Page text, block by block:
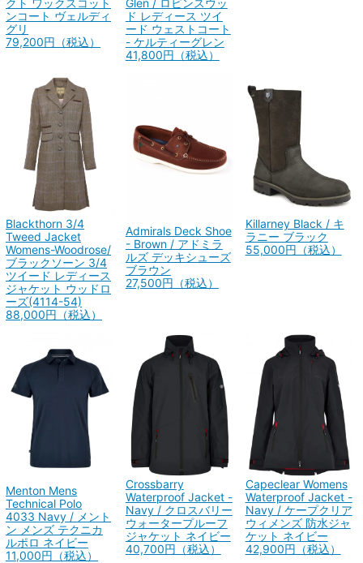
ンコート ヴェルディ
グリ
79,200円（税込）
ド レディース ツイ
ード ウェストコート
- ケルティーグレン
41,800円（税込）
Blackthorn 3/4
Tweed Jacket
Womens-Woodrose/
ブラックソーン 3/4
ツイード レディース
ジャケット ウッドロ
ーズ(4114-54)
88,000円（税込）
Admirals Deck Shoe
- Brown / アドミラ
ルズ デッキシューズ
ブラウン
27,500円（税込）
Killarney Black / キ
ラニー ブラック
55,000円（税込）
Menton Mens
Technical Polo
4033 Navy / メント
ン メンズ テクニカ
ルポロ ネイビー
11,000円（税込）
Crossbarry
Waterproof Jacket -
Navy / クロスバリー
ウォータープルーフ
ジャケット ネイビー
40,700円（税込）
Capeclear Womens
Waterproof Jacket -
Navy / ケープクリア
ウィメンズ 防水ジャ
ケット ネイビー
42,900円（税込）